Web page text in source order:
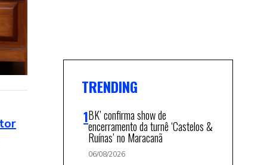
TRENDING
BK’ confirma show de
encerramento da turnê ‘Castelos &
Ruínas’ no Maracanã
06/08/2026